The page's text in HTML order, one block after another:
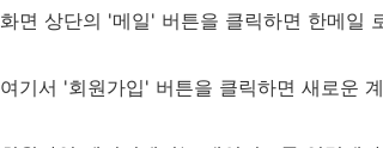
화면 상단의 '메일' 버튼을 클릭하면 한메일
여기서 '회원가입' 버튼을 클릭하면 새로운